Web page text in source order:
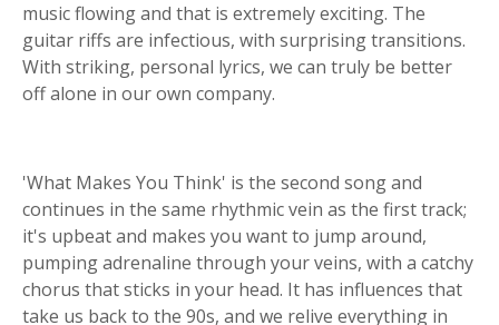
music flowing and that is extremely exciting. The
guitar riffs are infectious, with surprising transitions.
With striking, personal lyrics, we can truly be better
off alone in our own company.
'What Makes You Think' is the second song and
continues in the same rhythmic vein as the first track;
it's upbeat and makes you want to jump around,
pumping adrenaline through your veins, with a catchy
chorus that sticks in your head. It has influences that
take us back to the 90s, and we relive everything in